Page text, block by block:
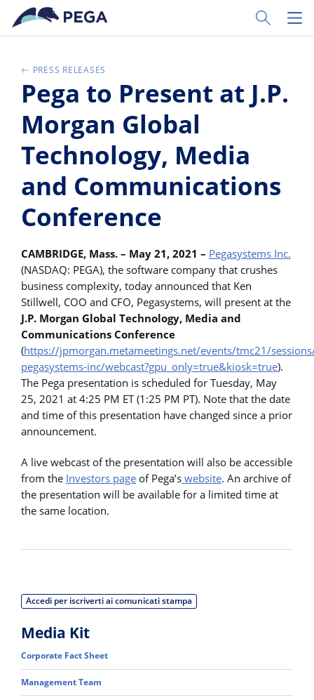
Vai direttamente al contenuto principale
Toggle
PRESS RELEASES
Pega to Present at J.P.
Morgan Global
Technology, Media
and Communications
Conference
CAMBRIDGE, Mass. – May 21, 2021 – Pegasystems Inc.
(NASDAQ: PEGA), the software company that crushes
business complexity, today announced that Ken
Stillwell, COO and CFO, Pegasystems, will present at the
J.P. Morgan Global Technology, Media and
Communications Conference
(https://jpmorgan.metameetings.net/events/tmc21/
pegasystems-inc/webcast?gpu_only=true&kiosk=true).
The Pega presentation is scheduled for Tuesday, May
25, 2021 at 4:25 PM ET (1:25 PM PT). Note that the date
and time of this presentation have changed since a prior
announcement.
A live webcast of the presentation will also be accessible
from the Investors page of Pega’s website. An archive of
the presentation will be available for a limited time at
the same location.
Accedi per iscriverti ai comunicati stampa
Media Kit
Corporate Fact Sheet
Management Team